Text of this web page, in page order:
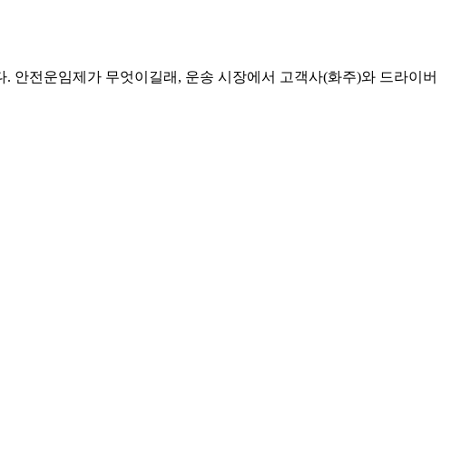
안전운임제가 무엇이길래, 운송 시장에서 고객사(화주)와 드라이버